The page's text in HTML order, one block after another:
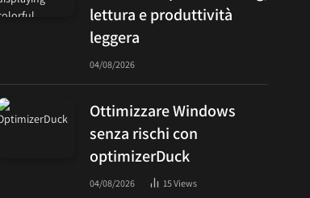
lettura e produttività
leggera
04/08/2026
Ottimizzare Windows
senza rischi con
optimizerDuck
04/08/2026 15Views